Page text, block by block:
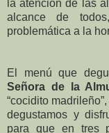
la atención de las
alcance de
problemática a la
El menú que
Señora de la
“cocidito
degustamos y
para que en tres